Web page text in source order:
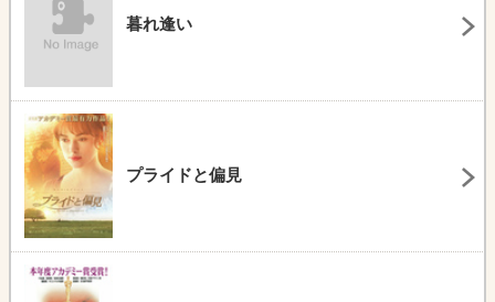
暮れ逢い
プライドと偏見